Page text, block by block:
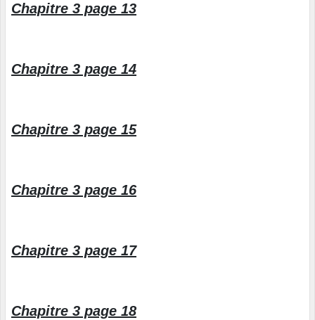
Chapitre 3 page 13
Chapitre 3 page 14
Chapitre 3 page 15
Chapitre 3 page 16
Chapitre 3 page 17
Chapitre 3 page 18